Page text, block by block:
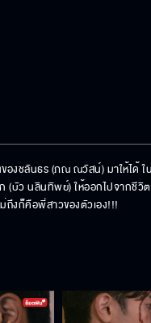
ชลันธร (ภณ ณวัสน์) มาให้ได้ ใ
(บัว นลินทิพย์) ให้ออกไปจากชีวิ
ถึงก็คือพี่สาวของตัวเอง!!!